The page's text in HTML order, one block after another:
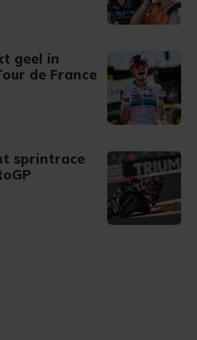
geel in
de France
sprintrace